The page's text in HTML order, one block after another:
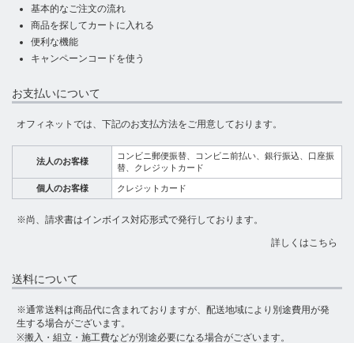
基本的なご注文の流れ
商品を探してカートに入れる
便利な機能
キャンペーンコードを使う
お支払いについて
オフィネットでは、下記のお支払方法をご用意しております。
法人のお客様
コンビニ郵便振替、コンビニ前払い、銀行振込、口座振
替、クレジットカード
個人のお客様 クレジットカード
※尚、請求書はインボイス対応形式で発行しております。
詳しくはこちら
送料について
※通常送料は商品代に含まれておりますが、配送地域により別途費用が発
生する場合がございます。
※搬入・組立・施工費などが別途必要になる場合がございます。